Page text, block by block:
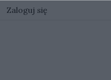
Zaloguj się